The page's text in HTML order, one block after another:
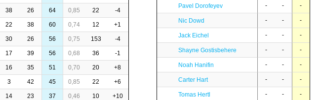
38 26 64 0,85 22 -4
22 38 60 0,74 12 +1
30 26 56 0,75 153 -4
17 39 56 0,68 36 -1
16 35 51 0,70 20 +8
3 42 45 0,85 22 +6
14 23 37 0,46 10 +10
Pavel Dorofeyev - - -
Nic Dowd - - -
Jack Eichel - - -
Shayne Gostisbehere - - -
Noah Hanifin - - -
Carter Hart - - -
Tomas Hertl - - -